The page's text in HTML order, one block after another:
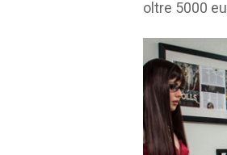
oltre 5000